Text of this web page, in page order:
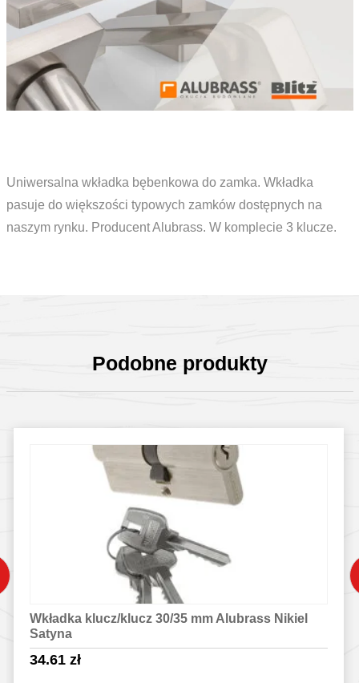
Uniwersalna wkładka bębenkowa do zamka. Wkładka
pasuje do większości typowych zamków dostępnych na
naszym rynku. Producent Alubrass. W komplecie 3 klucze.
Podobne produkty
Wkładka klucz/klucz 30/35 mm Alubrass Nikiel
Satyna
34.61 zł